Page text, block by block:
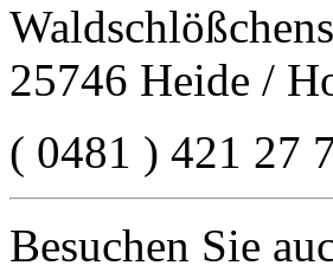
25746 Heide /
( 0481 ) 421 27
Besuchen Sie